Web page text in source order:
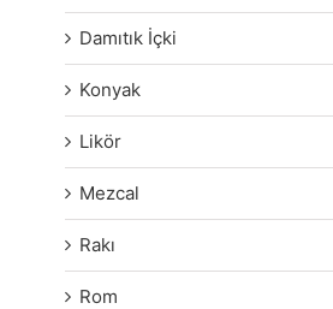
Damıtık İçki
Konyak
Likör
Mezcal
Rakı
Rom